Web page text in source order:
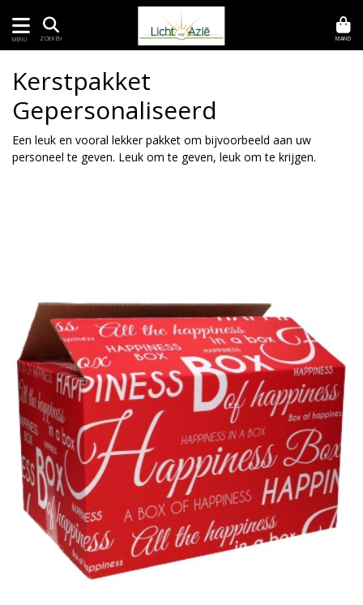
MENU ZOEKEN MAND
Kerstpakket
Gepersonaliseerd
Een leuk en vooral lekker pakket om bijvoorbeeld aan uw
personeel te geven. Leuk om te geven, leuk om te krijgen.